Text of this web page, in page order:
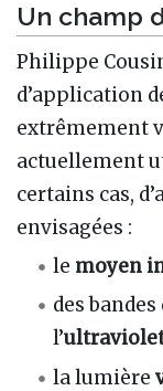
Un champ
Philippe
d’application
extrêmement
actuellement
certains cas,
envisagées :
le moyen
des
l’
la lumière